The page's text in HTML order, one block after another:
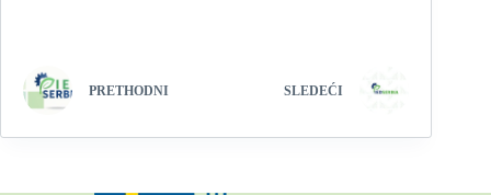
PRETHODNI SLEDEĆI